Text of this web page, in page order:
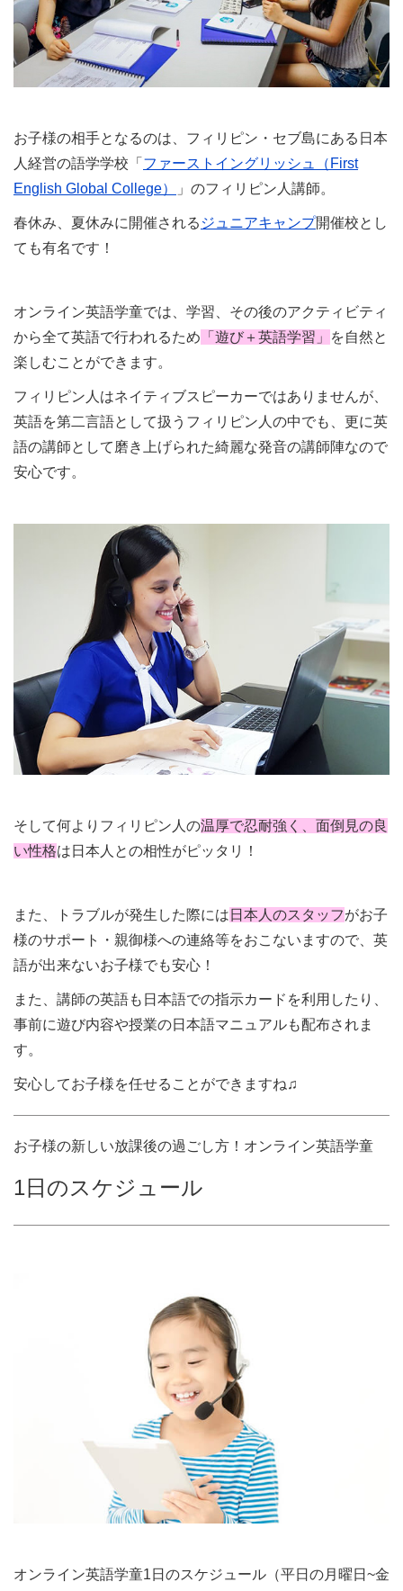
お子様の相手となるのは、フィリピン・セブ島にある日本
人経営の語学学校「 ファーストイングリッシュ（First
English Global College）
」のフィリピン人講師。
春休み、夏休みに開催される ジュニアキャンプ開催校とし
ても有名です！
オンライン英語学童では、学習、その後のアクティビティ
から全て英語で行われるため 「遊び＋英語学習」
を自然と
楽しむことができます。
フィリピン人はネイティブスピーカーではありませんが、
英語を第二言語として扱うフィリピン人の中でも、更に英
語の講師として磨き上げられた綺麗な発音の講師陣なので
安心です。
そして何よりフィリピン人の温厚で忍耐強く、面倒見の良
い性格は日本人との相性がピッタリ！
また、トラブルが発生した際には 日本人のスタッフがお子
様のサポート・親御様への連絡等をおこないますので、英
語が出来ないお子様でも安心！
また、講師の英語も日本語での指示カードを利用したり、
事前に遊び内容や授業の日本語マニュアルも配布されま
す。
安心してお子様を任せることができますね♫
お子様の新しい放課後の過ごし方！オンライン英語学童
1日のスケジュール
オンライン英語学童1日のスケジュール（平日の月曜日~金